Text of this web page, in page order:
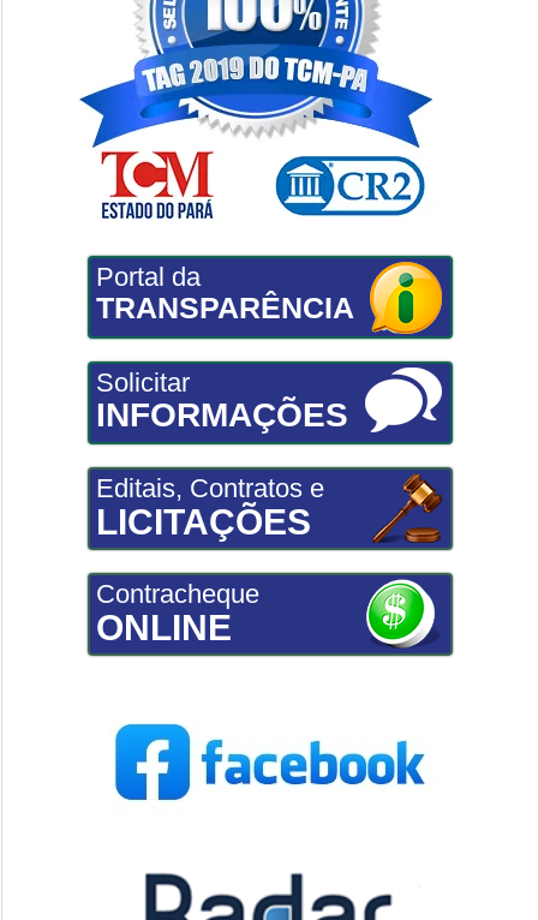
Portal da
TRANSPARÊNCIA
Solicitar
INFORMAÇÕES
Editais, Contratos e
LICITAÇÕES
Contracheque
ONLINE